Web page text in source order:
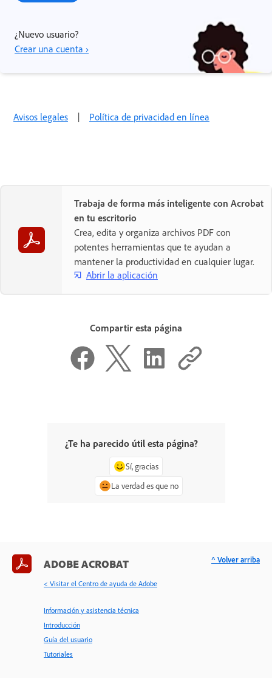
¿Nuevo usuario?
Crear una cuenta ›
Avisos legales | Política de privacidad en línea
Trabaja de forma más inteligente con Acrobat
en tu escritorio
Crea, edita y organiza archivos PDF con
potentes herramientas que te ayudan a
mantener la productividad en cualquier lugar.
Abrir la aplicación
Compartir esta página
¿Te ha parecido útil esta página?
Sí, gracias
La verdad es que no
ADOBE ACROBAT
< Visitar el Centro de ayuda de Adobe
Información y asistencia técnica
Introducción
Guía del usuario
Tutoriales
^ Volver arriba